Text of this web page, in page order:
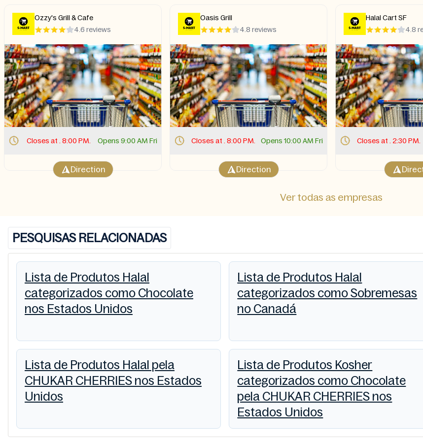
Ozzy's Grill & Cafe
4.6 reviews
Closes at . 8:00 PM. Opens 9:00 AM Fri
Direction
Oasis Grill
4.8 reviews
Closes at . 8:00 PM. Opens 10:00 AM Fri
Direction
Halal Cart SF
4.8
Closes at . 2:30 PM.
Ver todas as empresas
PESQUISAS RELACIONADAS
Lista de Produtos Halal
categorizados como Chocolate
nos Estados Unidos
Lista de Produtos Halal
categorizados como Sobremesas
no Canadá
Lista de Produtos Halal pela
CHUKAR CHERRIES nos Estados
Unidos
Lista de Produtos Kosher
categorizados como Chocolate
pela CHUKAR CHERRIES nos
Estados Unidos